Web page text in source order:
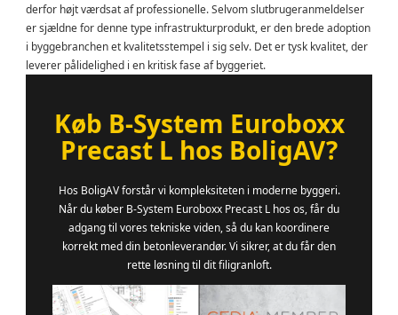
derfor højt værdsat af professionelle. Selvom slutbrugeranmeldelser
er sjældne for denne type infrastrukturprodukt, er den brede adoption
i byggebranchen et kvalitetsstempel i sig selv. Det er tysk kvalitet, der
leverer pålidelighed i en kritisk fase af byggeriet.
Køb B-System Euroboxx
Precast L hos BoligAV?
Hos BoligAV forstår vi kompleksiteten i moderne byggeri.
Når du køber B-System Euroboxx Precast L hos os, får du
adgang til vores tekniske viden, så du kan koordinere
korrekt med din betonleverandør. Vi sikrer, at du får den
rette løsning til dit filigranloft.